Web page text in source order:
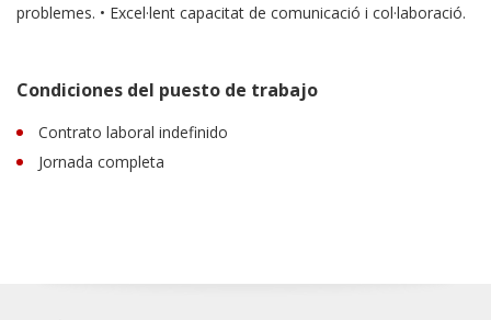
problemes. • Excel·lent capacitat de comunicació i col·laboració.
Condiciones del puesto de trabajo
Contrato laboral indefinido
Jornada completa